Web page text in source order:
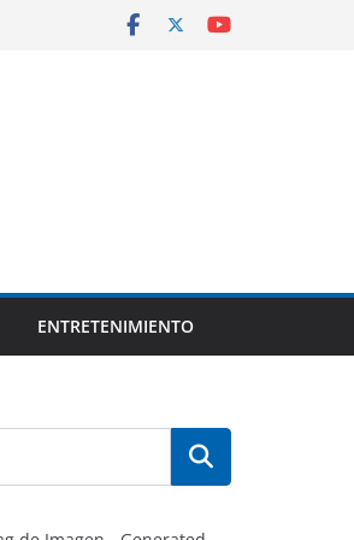
ENTRETENIMIENTO